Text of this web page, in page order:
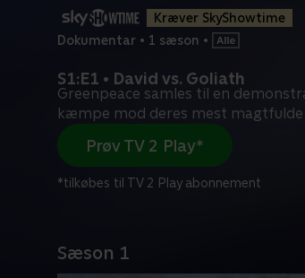
Kræver SkyShowtime
Dokumentar • 1 sæson •
S1:E1 • David vs. Goliath
Greenpeace samles til en
kæmpe mod deres mest
Prøv TV 2 Play*
*tilkøbes til TV 2 Play abonnement
Sæson 1